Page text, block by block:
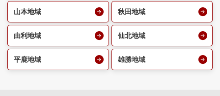
山本地域 秋田地域
由利地域 仙北地域
平鹿地域 雄勝地域